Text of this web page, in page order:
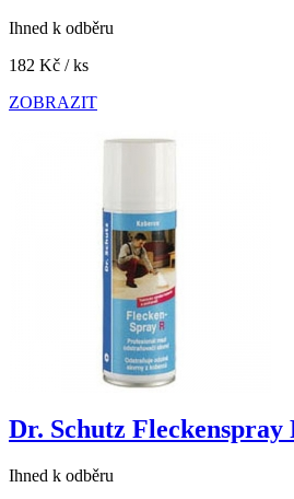
Ihned k odběru
182 Kč / ks
ZOBRAZIT
Dr. Schutz Fleckenspray
Ihned k odběru